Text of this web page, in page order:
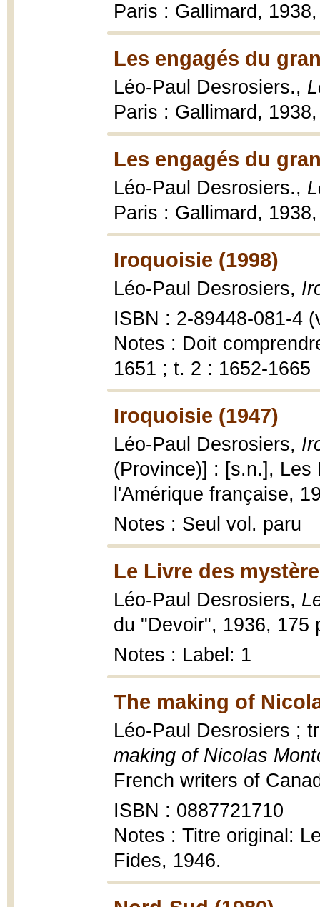
Paris : Gallimard,
Les engagés du
Léo-Paul Desrosiers.,
Paris : Gallimard,
Les engagés du
Léo-Paul Desrosiers.,
Paris : Gallimard,
Iroquoisie (1998)
Léo-Paul Desrosiers,
ISBN : 2-89448-081-4
Notes : Doit
1651 ; t. 2 : 1652-1665
Iroquoisie (1947)
Léo-Paul Desrosiers,
(Province)] : [s.n.], Les
l'Amérique française,
Notes : Seul vol. paru
Le Livre des
Léo-Paul Desrosiers,
du "Devoir", 1936, 175
Notes : Label: 1
The making of
Léo-Paul Desrosiers ;
making of Nicolas
French writers of
ISBN : 0887721710
Notes : Titre original:
Fides, 1946.